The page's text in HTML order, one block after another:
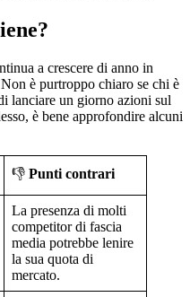
a crescere di anno in
è purtroppo chiaro se chi è
lanciare un giorno azioni sul
è bene approfondire alcuni
👎 Punti contrari
La presenza di molti
competitor di fascia
media potrebbe lenire
la sua quota di
mercato.